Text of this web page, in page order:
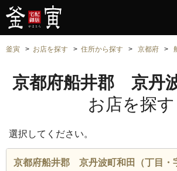
釜寅 お店を探す 住所から探す 京都府
京都府船井郡 京丹
お店を探す
選択してください。
京都府船井郡 京丹波町和田（丁目・